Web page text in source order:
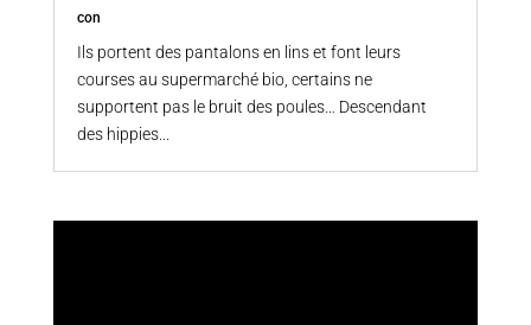
con
Ils portent des pantalons en lins et font leurs
courses au supermarché bio, certains ne
supportent pas le bruit des poules… Descendant
des hippies...